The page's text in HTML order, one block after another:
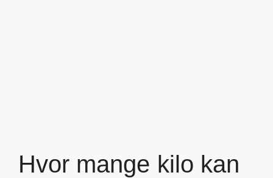
Hvor mange kilo kan